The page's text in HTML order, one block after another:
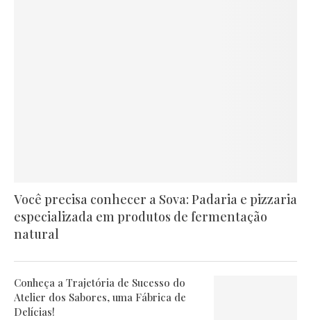
Você precisa conhecer a Sova: Padaria e pizzaria
especializada em produtos de fermentação
natural
Conheça a Trajetória de Sucesso do
Atelier dos Sabores, uma Fábrica de
Delícias!